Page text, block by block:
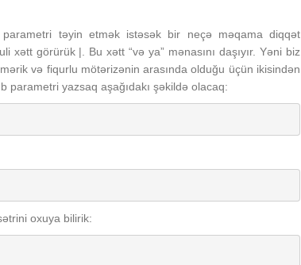
təyin etmək istəsək bir neçə məqama diqqət
görürük |. Bu xətt “və ya” mənasını daşıyır. Yəni biz
və fiqurlu mötərizənin arasında olduğu üçün ikisindən
parametri yazsaq aşağıdakı şəkildə olacaq:
oxuya bilirik: